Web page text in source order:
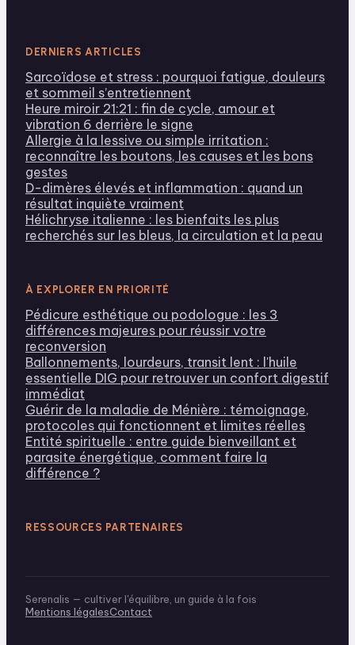
DERNIERS ARTICLES
Sarcoïdose et stress : pourquoi fatigue, douleurs
et sommeil s’entretiennent
Heure miroir 21:21 : fin de cycle, amour et
vibration 6 derrière le signe
Allergie à la lessive ou simple irritation :
reconnaître les boutons, les causes et les bons
gestes
D-dimères élevés et inflammation : quand un
résultat inquiète vraiment
Hélichryse italienne : les bienfaits les plus
recherchés sur les bleus, la circulation et la peau
À EXPLORER EN PRIORITÉ
Pédicure esthétique ou podologue : les 3
différences majeures pour réussir votre
reconversion
Ballonnements, lourdeurs, transit lent : l'huile
essentielle DIG pour retrouver un confort digestif
immédiat
Guérir de la maladie de Ménière : témoignage,
protocoles qui fonctionnent et limites réelles
Entité spirituelle : entre guide bienveillant et
parasite énergétique, comment faire la
différence ?
RESSOURCES PARTENAIRES
Serenalis — cultiver l'équilibre, un guide à la fois
Mentions légalesContact